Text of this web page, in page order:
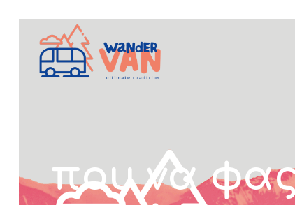
που να φας